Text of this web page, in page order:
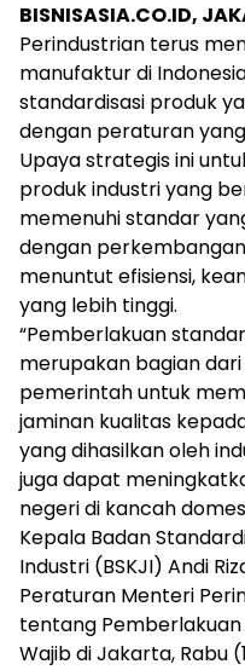
BISNISASIA.CO.ID,
Perindustrian terus
manufaktur di
standardisasi produk
dengan peraturan
Upaya strategis ini
produk industri yang
memenuhi standar
dengan
menuntut efisiensi,
yang lebih tinggi.
“Pemberlakuan
merupakan bagian
pemerintah untuk
jaminan kualitas
yang dihasilkan oleh
juga dapat
negeri di kancah
Kepala Badan
Industri (BSKJI) Andi
Peraturan Menteri
tentang
Wajib di Jakarta, Rabu